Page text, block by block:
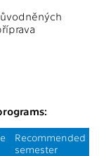
Recommended
semester